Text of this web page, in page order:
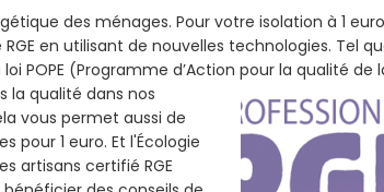
des ménages. Pour votre isolation à 1
en utilisant de nouvelles technologies. Tel
POPE (Programme d’Action pour la qualité de
la qualité dans nos
vous permet aussi de
pour 1 euro. Et l'Écologie
artisans certifié RGE